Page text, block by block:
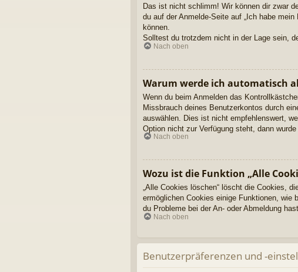
Das ist nicht schlimm! Wir können dir zwar
du auf der Anmelde-Seite auf „Ich habe
können.
Solltest du trotzdem nicht in der Lage sein,
Nach oben
Warum werde ich automatisch
Wenn du beim Anmelden das
Missbrauch deines Benutzerkontos durch
auswählen. Dies ist nicht empfehlenswert,
Option nicht zur Verfügung steht, dann
Nach oben
Wozu ist die Funktion „Alle
„Alle Cookies löschen“ löscht die Cookies,
ermöglichen Cookies einige Funktionen, wie
du Probleme bei der An- oder Abmeldung
Nach oben
Benutzerpräferenzen und -